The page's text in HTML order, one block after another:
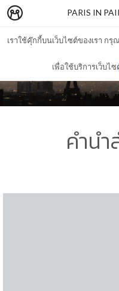
เราใช้คุ๊กกี้บนเว็บไซต์ของเรา ก
เพื่อใช้บริการเว็บไซ
คำน